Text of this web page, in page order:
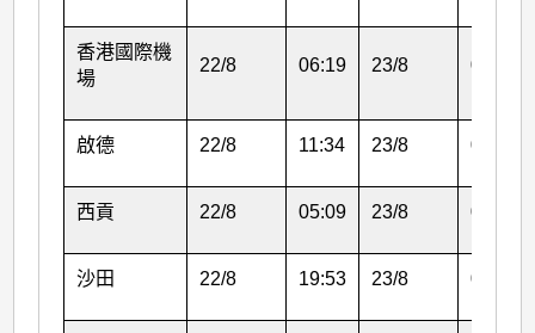
香港國際機
場
22/8 06:19 23/8 09:46
啟德 22/8 11:34 23/8 00:44
西貢 22/8 05:09 23/8 02:22
沙田 22/8 19:53 23/8 01:53